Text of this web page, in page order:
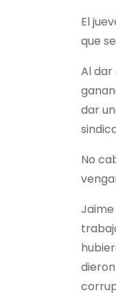
El
que
Al dar
dar
No